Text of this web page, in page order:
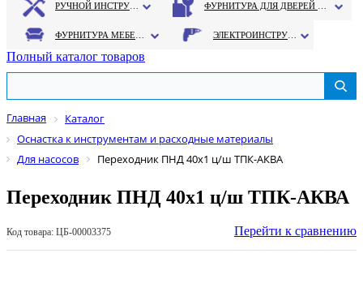
Полный каталог товаров
Главная
Каталог
Оснастка к инструментам и расходные материалы
Для насосов
Переходник ПНД 40х1 ц/ш ТПК-АКВА
Переходник ПНД 40х1 ц/ш ТПК-АКВА
Код товара: ЦБ-00003375 Перейти к сравнению